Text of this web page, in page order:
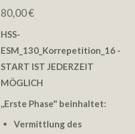
80,00 €
HSS-
ESM_130_Korrepetition_16 -
START IST JEDERZEIT
MÖGLICH
,,Erste Phase" beinhaltet:
Vermittlung des